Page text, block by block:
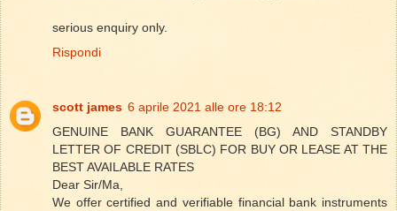
serious enquiry only.
Rispondi
scott james 6 aprile 2021 alle ore 18:12
GENUINE BANK GUARANTEE (BG) AND STANDBY
LETTER OF CREDIT (SBLC) FOR BUY OR LEASE AT THE
BEST AVAILABLE RATES
Dear Sir/Ma,
We offer certified and verifiable financial bank instruments